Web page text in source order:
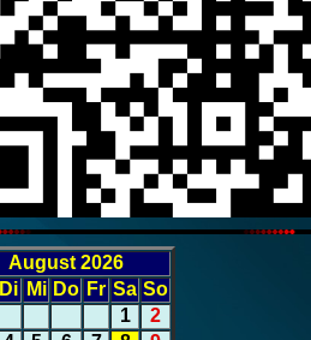
August 2026
Di Mi Do Fr Sa So
1
2